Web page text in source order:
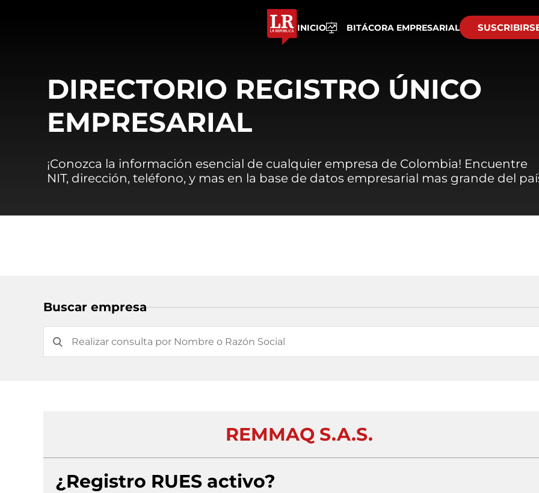
INICIO BITÁCORA EMPRESARIAL
DIRECTORIO REGISTRO ÚNICO
EMPRESARIAL
¡Conozca la información esencial de cualquier empresa de Colombia! Encuentre
NIT, dirección, teléfono, y mas en la base de datos empresarial mas grande del
Buscar empresa
REMMAQ S.A.S.
¿Registro RUES activo?